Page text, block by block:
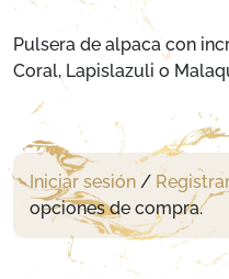
Pulsera de alpaca con
Coral, Lapislazuli o
Iniciar sesión /
opciones de compra.